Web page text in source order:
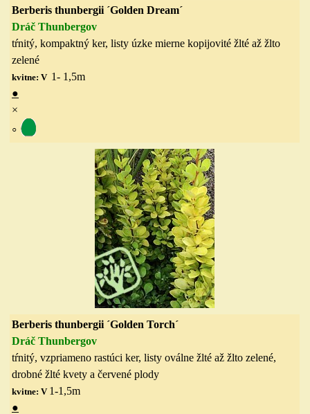
Berberis thunbergii ´Golden Dream´
Dráč Thunbergov
tŕnitý, kompaktný ker, listy úzke mierne kopijovité žlté až žlto
zelené
kvitne: V 1- 1,5m
●
×
◦
Berberis thunbergii ´Golden Torch´
Dráč Thunbergov
tŕnitý, vzpriameno rastúci ker, listy oválne žlté až žlto zelené,
drobné žlté kvety a červené plody
kvitne: V 1-1,5m
●